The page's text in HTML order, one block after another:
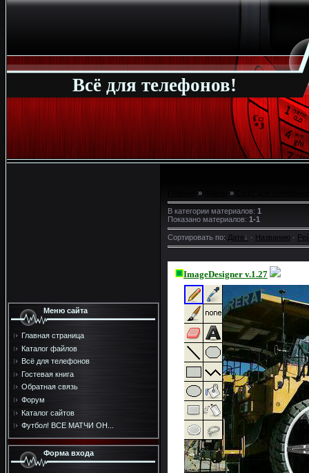
Всё для телефонов!
Меню сайта
Главная страница
Каталог файлов
Всё для телефонов
Гостевая книга
Обратная связь
Форум
Каталог сайтов
Футбол! ВСЕ МАТЧИ ОН...
Форма входа
» »
В категории материалов: 1
Показано материалов: 1-1
Сортировать по: Дате · Названию ·
ImageDesigner v.1.27